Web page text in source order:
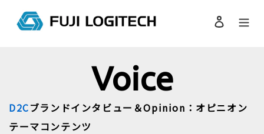
検索
ログイン
Voice
D2Cブランドインタビュー＆Opinion：オピニオン
テーマコンテンツ